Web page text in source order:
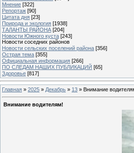
Мнение [322]
Репортаж [90]
Цитата дня [23]
Природа и экология [1938]
ТАЛАНТЫ РАЙОНА [204]
Новости Южного куста [243]
Новости соседних районов
Новости сельских поселений района [356]
Острая тема [355]
Официальная информация [266]
ПО СЛЕДАМ НАШИХ ПУБЛИКАЦИЙ [65]
Здоровье [817]
Главная » 2025 » Декабрь » 13 » Внимание
Внимание водителям!